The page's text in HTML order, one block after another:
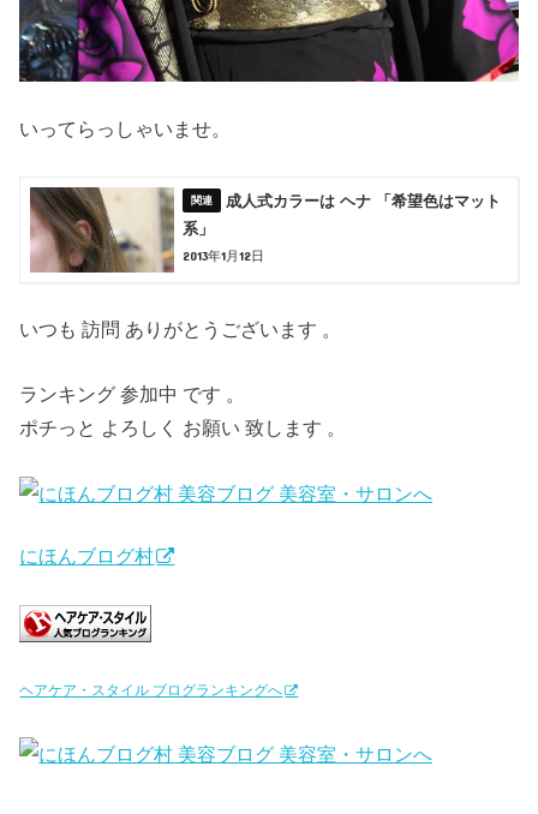
いってらっしゃいませ。
成人式カラーは ヘナ 「希望色はマット
系」
2013年1月12日
いつも 訪問 ありがとうございます 。
ランキング 参加中 です 。
ポチっと よろしく お願い 致します 。
にほんブログ村
ヘアケア・スタイル ブログランキングへ